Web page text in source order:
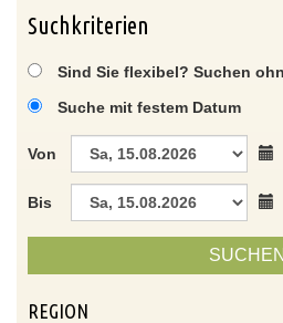
Suchkriterien
Sind Sie flexibel? Suchen
Suche mit festem Datum
Von
Bis
SUCHEN
REGION